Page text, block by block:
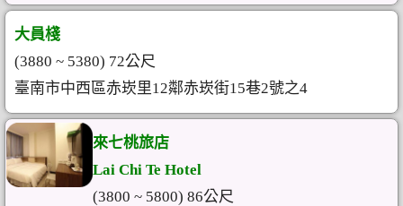
大員棧
(3880 ~ 5380) 72公尺
臺南市中西區赤崁里12鄰赤崁街15巷2號之4
來七桃旅店
Lai Chi Te Hotel
(3800 ~ 5800) 86公尺